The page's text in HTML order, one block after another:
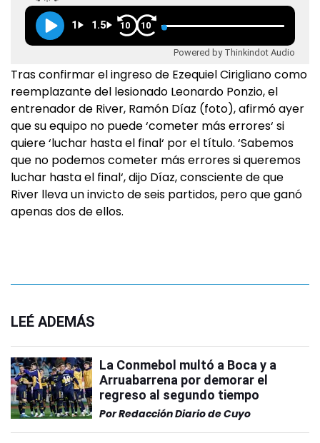
1 1.5 10 10
Powered by Thinkindot Audio
Tras confirmar el ingreso de Ezequiel Cirigliano como
reemplazante del lesionado Leonardo Ponzio, el
entrenador de River, Ramón Díaz (foto), afirmó ayer
que su equipo no puede ‘cometer más errores‘ si
quiere ‘luchar hasta el final‘ por el título. ‘Sabemos
que no podemos cometer más errores si queremos
luchar hasta el final‘, dijo Díaz, consciente de que
River lleva un invicto de seis partidos, pero que ganó
apenas dos de ellos.
LEÉ ADEMÁS
La Conmebol multó a Boca y a
Arruabarrena por demorar el
regreso al segundo tiempo
PorRedacción Diario de Cuyo